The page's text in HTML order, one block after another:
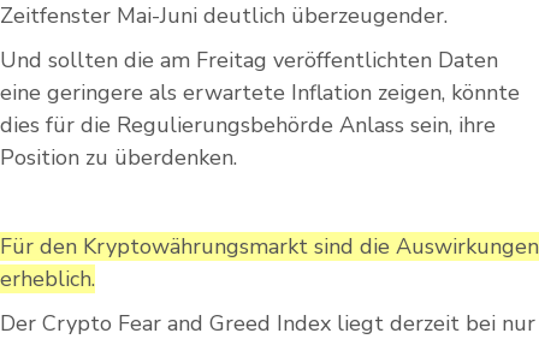
Zeitfenster Mai-Juni deutlich überzeugender.
Und sollten die am Freitag veröffentlichten Daten
eine geringere als erwartete Inflation zeigen, könnte
dies für die Regulierungsbehörde Anlass sein, ihre
Position zu überdenken.
Für den Kryptowährungsmarkt sind die Auswirkungen
erheblich.
Der Crypto Fear and Greed Index liegt derzeit bei nur